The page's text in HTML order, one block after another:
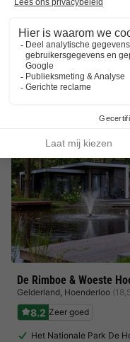
Verwarmd
De Rimboe & Woeste
Gelderland, Hoenderloo
8.2 Zeer goed
Het Nationale Park De